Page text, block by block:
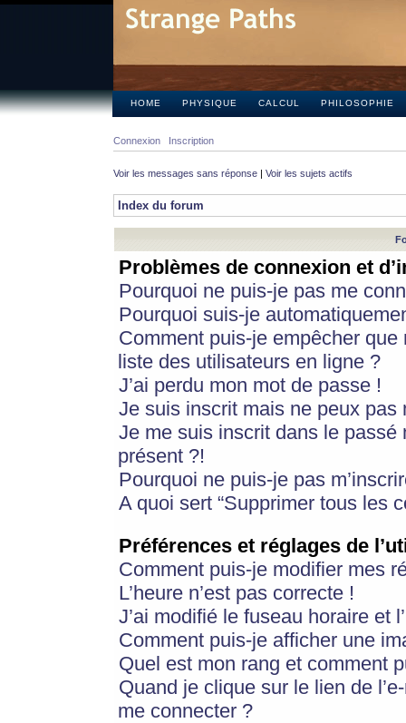
HOME PHYSIQUE CALCUL PHILOSOPHIE
Connexion Inscription
Voir les messages sans réponse | Voir les sujets actifs
Index du forum
Problèmes de connexion et
Pourquoi ne puis-je pas me
Pourquoi suis-je
Comment puis-je empêcher
liste des utilisateurs en ligne ?
J’ai perdu mon mot de passe !
Je suis inscrit mais ne peux pas
Je me suis inscrit dans le
présent ?!
Pourquoi ne puis-je pas
A quoi sert “Supprimer tous les
Préférences et réglages de
Comment puis-je modifier mes
L’heure n’est pas correcte !
J’ai modifié le fuseau horaire et
Comment puis-je afficher une
Quel est mon rang et comment
Quand je clique sur le lien de
me connecter ?